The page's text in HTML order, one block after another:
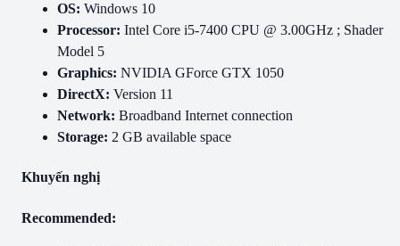
OS: Windows 10
Processor: Intel Core i5-7400 CPU @ 3.00GHz ; Shader
Model 5
Graphics: NVIDIA GForce GTX 1050
DirectX: Version 11
Network: Broadband Internet connection
Storage: 2 GB available space
Khuyến nghị
Recommended: